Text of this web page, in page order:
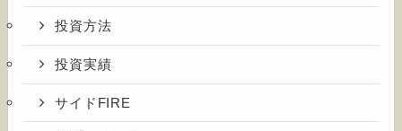
投資方法
投資実績
サイドFIRE